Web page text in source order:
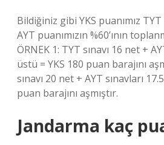
Bildiğiniz gibi YKS puanımız TYT
AYT puanımızın %60’ının
ÖRNEK 1: TYT sınavı 16 net +
üstü = YKS 180 puan barajını
sınavı 20 net + AYT sınavları
puan barajını aşmıştır.
Jandarma kaç